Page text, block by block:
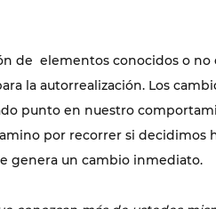
de  elementos conocidos o
la autorrealización. Los
punto en nuestro
por recorrer si decidimos
genera un cambio inmediato.